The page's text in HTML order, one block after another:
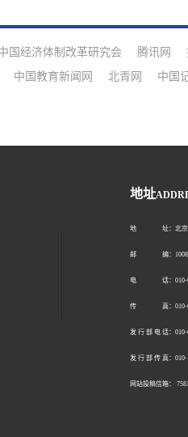
国经济体制改革研究会 腾讯网
中国教育新闻网 北青网 中国
地址
地 址：北京市
邮 编：
电 话：010-
传 真：010-
发 行 部 电 话：010-
发 行 部 传 真：010-
网站投稿信箱：